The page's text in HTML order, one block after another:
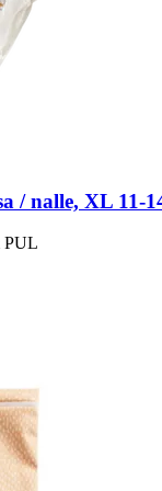
/ nalle, XL 11-​
PUL